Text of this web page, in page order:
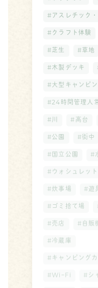
#アスレチック
#クラフト体験
#芝生 #草地
#木製デッキ
#大型キャンピ
#24時間管理人
#川 #高台
#公園 #街中
#国立公園 #
#ウォシュレット
#炊事場 #遊
#ゴミ捨て場
#売店 #自販
#冷蔵庫
#キャンピング
#WiｰFi #シ